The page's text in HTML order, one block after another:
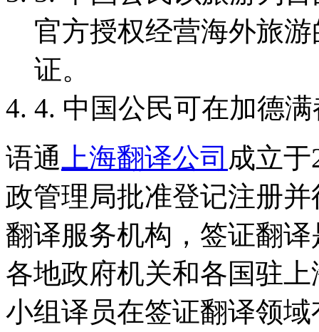
官方授权经营海外旅
证。
4. 中国公民可在加德
语通 上海翻译公司 成立
政管理局批准登记注册
翻译服务机构，签证翻
各地政府机关和各国驻
小组译员在签证翻译领